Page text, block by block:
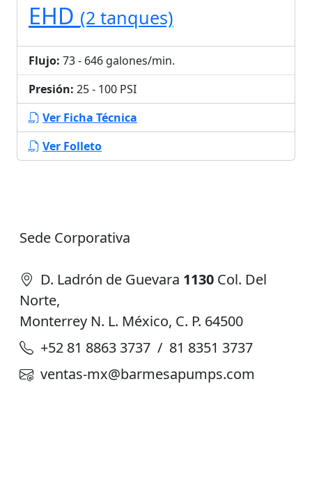
EHD (2 tanques)
Flujo: 73 - 646 galones/min.
Presión: 25 - 100 PSI
Ver Ficha Técnica
Ver Folleto
Sede Corporativa
D. Ladrón de Guevara 1130 Col. Del
Norte,
Monterrey N. L. México, C. P. 64500
+52 81 8863 3737 / 81 8351 3737
ventas-mx@barmesapumps.com